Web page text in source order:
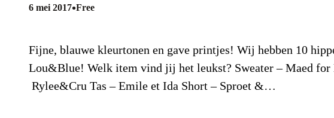
6 mei 2017•Free
Fijne, blauwe kleurtonen en gave printjes! Wij hebben 10
Lou&Blue! Welk item vind jij het leukst? Sweater – Maed
Rylee&Cru Tas – Emile et Ida Short – Sproet &…